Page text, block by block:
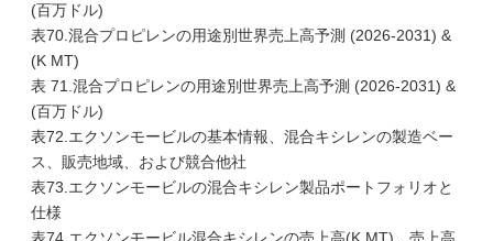
(百万ドル)
表70.混合プロピレンの用途別世界売上高予測 (2026-2031) &
(K MT)
表 71.混合プロピレンの用途別世界売上高予測 (2026-2031) &
(百万ドル)
表72.エクソンモービルの基本情報、混合キシレンの製造ベー
ス、販売地域、および競合他社
表73.エクソンモービルの混合キシレン製品ポートフォリオと
仕様